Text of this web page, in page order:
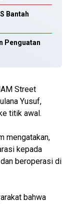
Bantah
Penguatan
Street
Yusuf,
titik awal.
mengatakan,
kepada
beroperasi di
bahwa